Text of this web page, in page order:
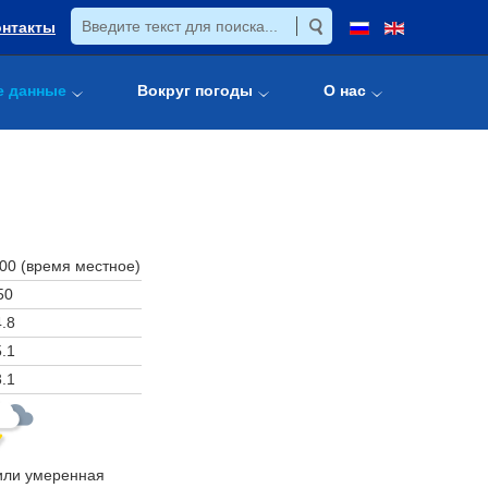
данные Вокруг погоды О нас
(время местное)
умеренная